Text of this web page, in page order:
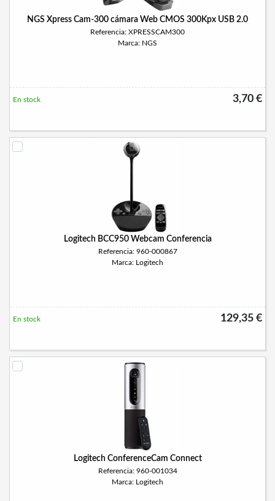
NGS Xpress Cam-300 cámara Web CMOS 300Kpx USB 2.0
Referencia: XPRESSCAM300
Marca: NGS
3,70 €
En stock
Logitech BCC950 Webcam Conferencia
Referencia: 960-000867
Marca: Logitech
129,35 €
En stock
Logitech ConferenceCam Connect
Referencia: 960-001034
Marca: Logitech